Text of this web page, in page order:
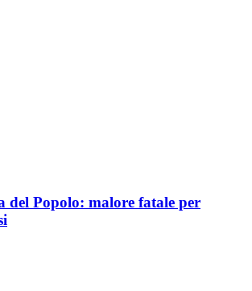
del Popolo: malore fatale per